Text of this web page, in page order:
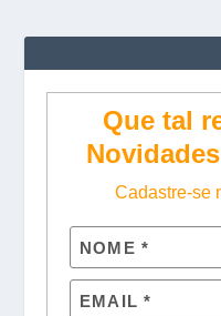
Que tal
Cadastre-se